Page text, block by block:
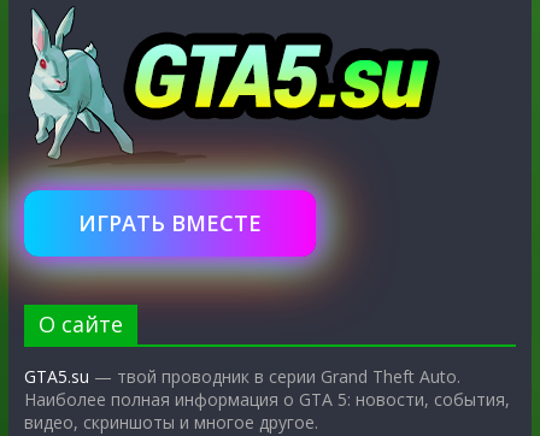
ИГРАТЬ ВМЕСТЕ
О сайте
GTA5.su — твой проводник в серии Grand Theft Auto.
Наиболее полная информация о GTA 5: новости, события,
видео, скриншоты и многое другое.